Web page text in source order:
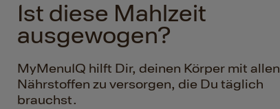
Ist diese Mahlzeit
ausgewogen?
MyMenuIQ hilft Dir, deinen Körper mit allen
Nährstoffen zu versorgen, die Du täglich
brauchst.